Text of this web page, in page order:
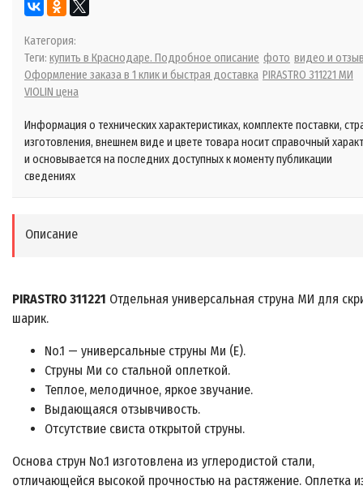
Категория:
Теги: купить в Краснодаре. Подробное описание фото видео и
Оформление заказа в 1 клик и быстрая доставка PIRASTRO 311221 МИ
VIOLIN цена
Информация о технических характеристиках, комплекте поставки,
изготовления, внешнем виде и цвете товара носит справочный
и основывается на последних доступных к моменту публикации
сведениях
Описание
PIRASTRO 311221 Отдельная универсальная струна МИ для
шарик.
No.1 — универсальные струны Ми (Е).
Струны Ми со стальной оплеткой.
Теплое, мелодичное, яркое звучание.
Выдающаяся отзывчивость.
Отсутствие свиста открытой струны.
Основа струн No.1 изготовлена из углеродистой стали,
отличающейся высокой прочностью на растяжение. Оплетка